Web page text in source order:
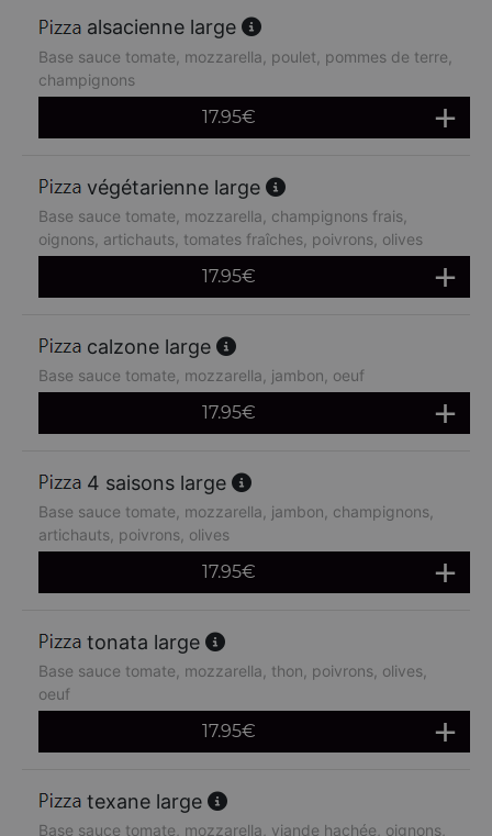
alsacienne large
Base sauce tomate, mozzarella, poulet, pommes de terre,
champignons
17.95€
végétarienne large
Base sauce tomate, mozzarella, champignons frais,
oignons, artichauts, tomates fraîches, poivrons, olives
17.95€
calzone large
Base sauce tomate, mozzarella, jambon, oeuf
17.95€
4 saisons large
Base sauce tomate, mozzarella, jambon, champignons,
artichauts, poivrons, olives
17.95€
tonata large
Base sauce tomate, mozzarella, thon, poivrons, olives,
oeuf
17.95€
texane large
Base sauce tomate, mozzarella, viande hachée, oignons,